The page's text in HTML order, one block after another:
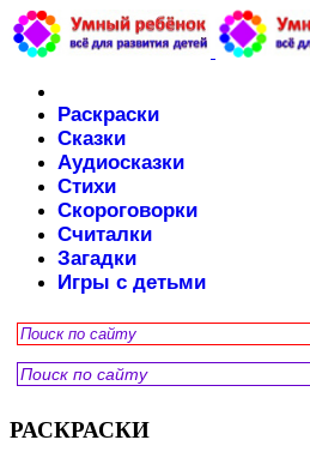
Раскраски
Сказки
Аудиосказки
Стихи
Скороговорки
Считалки
Загадки
Игры с детьми
РАСКРАСКИ